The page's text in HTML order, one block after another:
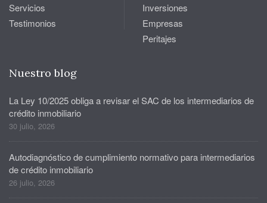
Servicios
Testimonios
Inversiones
Empresas
Peritajes
Nuestro blog
La Ley 10/2025 obliga a revisar el SAC de los intermediarios de
crédito inmobiliario
30 julio, 2026
Autodiagnóstico de cumplimiento normativo para intermediarios
de crédito inmobiliario
26 julio, 2026